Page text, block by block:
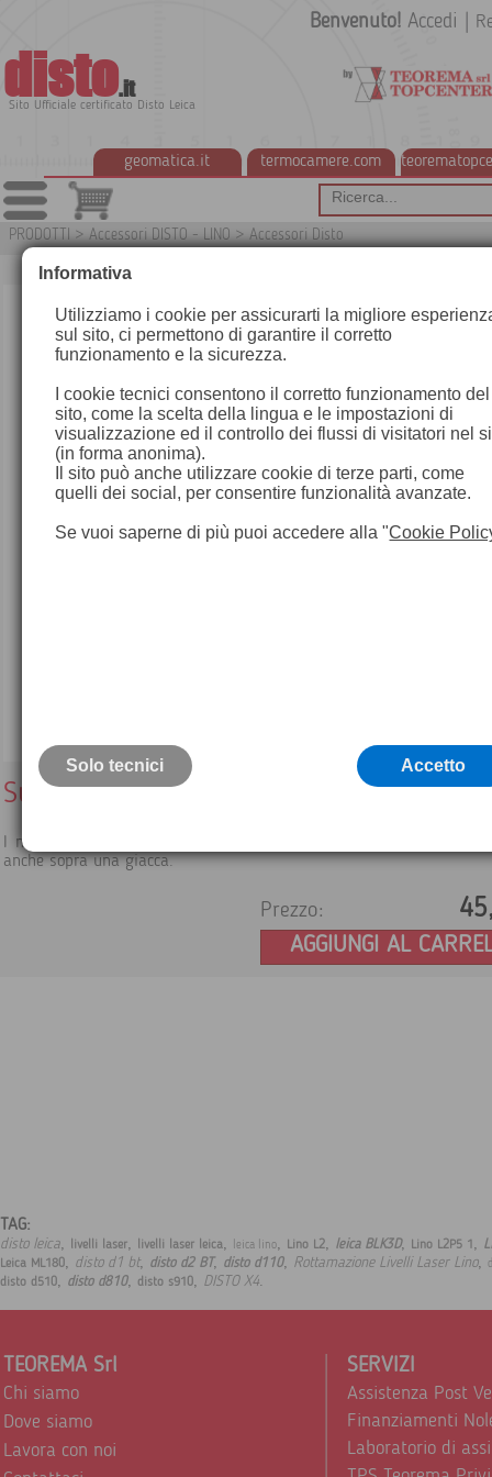
disto.it
Sito Ufficiale certificato Disto Leica
geomatica.it termocamere.com
Benvenuto! Accedi
PRODOTTI > Accessori DISTO - LINO > Accessori Disto
Supporto palmare per polso e braccio
I nastri di fissaggio sono abbastanza lunghi per poter portare il
anche sopra una giacca.
Prezzo:
AGGIUNGI AL
TAG:
disto leica, livelli laser, livelli laser leica, leica lino, Lino L2, leica BLK3D, Lino L2P5 1 ,
Leica ML180, disto d1 bt, disto d2 BT, disto d110, Rottamazione Livelli Laser Lino,
disto d510, disto d810, disto s910, DISTO X4.
TEOREMA Srl
Chi siamo
Dove siamo
Lavora con noi
SERVIZI
Assistenza Post
Finanziamenti
Laboratorio di
Informativa
Utilizziamo i cookie per assicurarti la migliore
sul sito, ci permettono di garantire il corretto
funzionamento e la sicurezza.
I cookie tecnici consentono il corretto funzionamento del
sito, come la scelta della lingua e le impostazioni di
visualizzazione ed il controllo dei flussi di visitatori nel
(in forma anonima).
Il sito può anche utilizzare cookie di terze parti, come
quelli dei social, per consentire funzionalità avanzate.
Se vuoi saperne di più puoi accedere alla "Cookie
Solo tecnici Accetto